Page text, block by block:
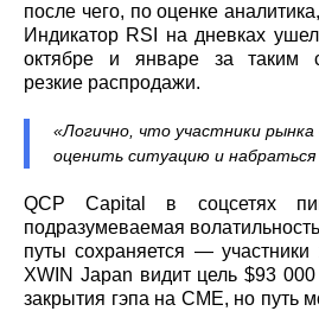
после чего, по оценке
Индикатор RSI на дневках
октябре и январе за таким
резкие распродажи.
«Логично, что участники
оценить ситуацию и набраться
QCP Capital в соцсетях
подразумеваемая
путы сохраняется — участники
XWIN Japan видит цель $93 000
закрытия гэпа на CME, но путь